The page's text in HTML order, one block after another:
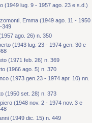
(1949 lug. 9 - 1957 ago. 23 e s.d.)
Emma (1949 ago. 11 - 1950
349
ago. 26) n. 350
(1943 lug. 23 - 1974 gen. 30 e
(1971 feb. 26) n. 369
(1966 ago. 5) n. 370
(1973 gen.23 - 1974 apr. 10) nn.
(1950 set. 28) n. 373
(1948 nov. 2 - 1974 nov. 3 e
(1949 dic. 15) n. 449